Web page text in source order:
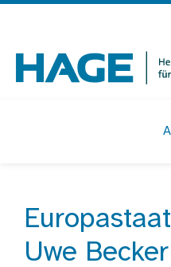
überspringen
StartseiteAktuelles
Uwe